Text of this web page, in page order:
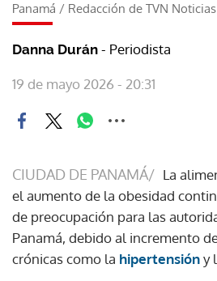
Panamá / Redacción de TVN Noticias
Danna Durán - Periodista
19 de mayo 2026 - 20:31
CIUDAD DE PANAMÁ/ La
el aumento de la obesidad
de preocupación para las
Panamá, debido al incremento
crónicas como la hipertensióny